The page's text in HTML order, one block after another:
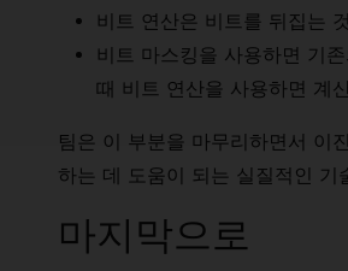
비트 연산은 비트를 뒤집는
비트 마스킹을 사용하면 기
때 비트 연산을 사용하면 계
팀은 이 부분을 마무리하면서 이
하는 데 도움이 되는 실질적인 기
마지막으로